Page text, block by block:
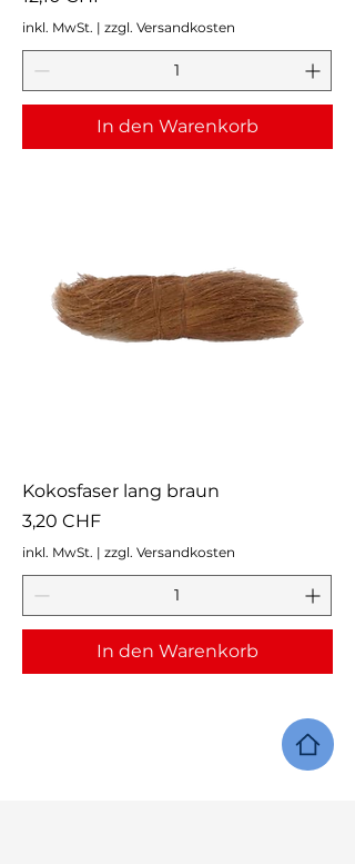
inkl. MwSt. | zzgl. Versandkosten
In den Warenkorb
Kokosfaser lang braun
Preis
3,20 CHF
inkl. MwSt. | zzgl. Versandkosten
In den Warenkorb